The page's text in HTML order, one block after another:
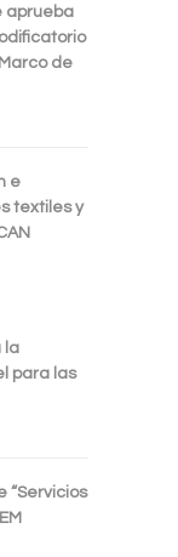
aprueba
de
e
textiles y
la
para las
“Servicios